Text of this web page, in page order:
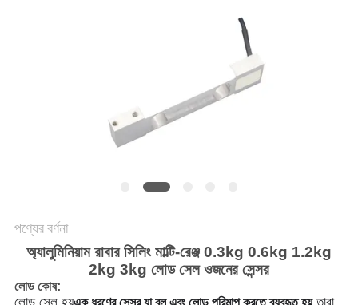
পণ্যের বর্ণনা
অ্যালুমিনিয়াম রাবার সিলিং মাল্টি-রেঞ্জ 0.3kg 0.6kg 1.2kg
2kg 3kg লোড সেল ওজনের সেন্সর
লোড কোষ: